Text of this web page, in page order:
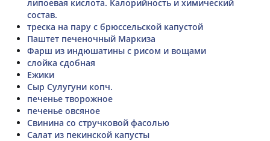
липоевая кислота. Калорийность и химический
состав.
треска на пару с брюссельской капустой
Паштет печеночный Маркиза
Фарш из индюшатины с рисом и вощами
слойка сдобная
Ежики
Сыр Сулугуни копч.
печенье творожное
печенье овсяное
Свинина со стручковой фасолью
Салат из пекинской капусты